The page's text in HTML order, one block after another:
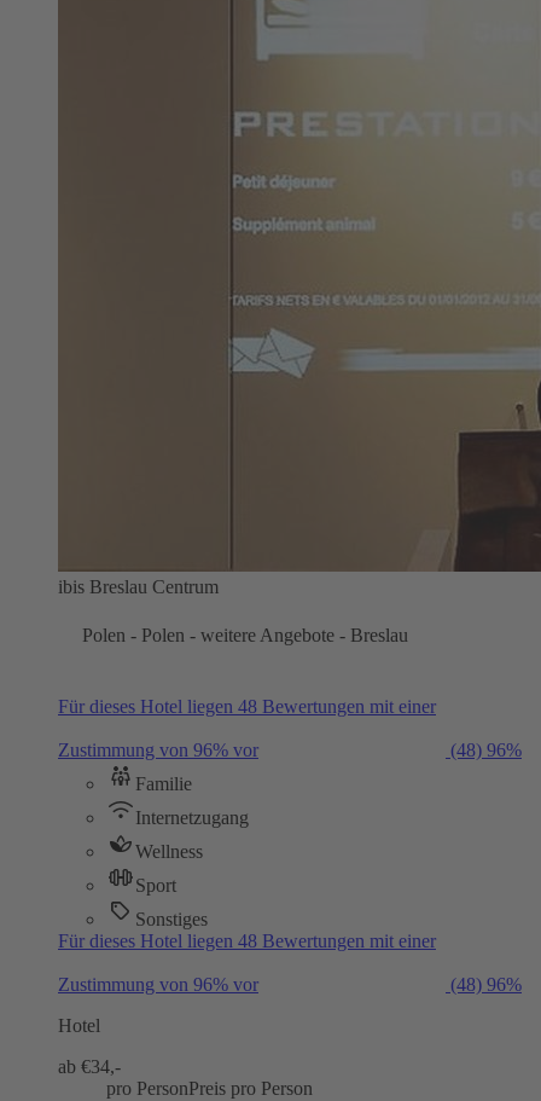
ibis Breslau Centrum
Polen - Polen - weitere Angebote - Breslau
Für dieses Hotel liegen 48 Bewertungen mit einer
Zustimmung von 96% vor (48) 96%
Familie
Internetzugang
Wellness
Sport
Sonstiges
Für dieses Hotel liegen 48 Bewertungen mit einer
Zustimmung von 96% vor (48) 96%
Hotel
ab €34,-
pro PersonPreis pro Person